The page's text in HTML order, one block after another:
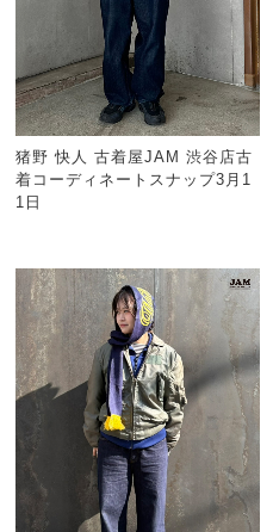
猪野 快人 古着屋JAM 渋谷店古
着コーディネートスナップ3月1
1日